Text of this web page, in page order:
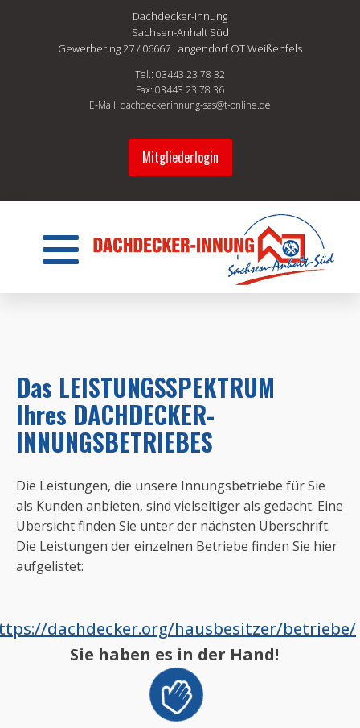
Dachdecker-Innung
Sachsen-Anhalt Süd
Gewerbering 27 / 06667 Langendorf OT Weißenfels
Tel.: 03443 23 78 32
Fax: 03443 23 78 36
E-Mail: dachdeckerinnung-sas@t-online.de
Mitgliederlogin
Das LEISTUNGSSPEKTRUM
Ihres DACHDECKER-
INNUNGSBETRIEBES
Die Leistungen, die unsere Innungsbetriebe für Sie
als Kunden anbieten, sind vielseitiger als gedacht. Eine
Übersicht finden Sie unter der nächsten Überschrift.
Die Leistungen der einzelnen Betriebe finden Sie hier
aufgelistet:
dachdecker.org/hausbesitzer/betriebe/
Sie haben es in der Hand!